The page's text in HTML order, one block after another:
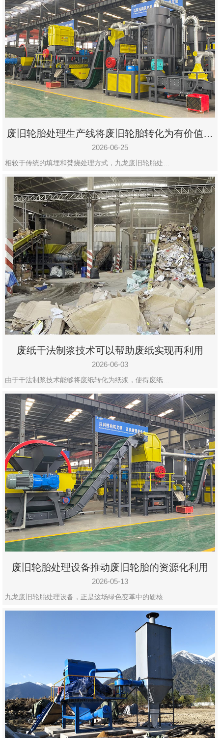
司
豫
ICP
备
19020390
号-1
废旧轮胎处理生产线将废旧轮胎转化为有价值的
资源
2026-06-25
相较于传统的填埋和焚烧处理方式，九龙废旧轮胎处…
废纸干法制浆技术可以帮助废纸实现再利用
2026-06-03
由于干法制浆技术能够将废纸转化为纸浆，使得废纸…
废旧轮胎处理设备推动废旧轮胎的资源化利用
2026-05-13
九龙废旧轮胎处理设备，正是这场绿色变革中的硬核…